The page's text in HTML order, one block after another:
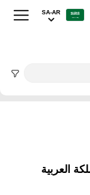
SA-AR
العربية